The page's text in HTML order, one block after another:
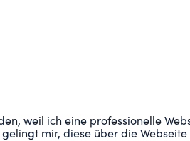
weil ich eine professionelle
mir, diese über die